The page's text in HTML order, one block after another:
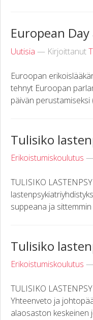
European
Uutisia — Kirjoittanut
Euroopan
tehnyt Euroopan
päivän perustamiseksi
Tulisiko
Erikoistumiskoulutus —
TULISIKO
suppeana ja
Tulisiko
Erikoistumiskoulutus —
TULISIKO
Yhteenveto ja
alaosaston keskeinen